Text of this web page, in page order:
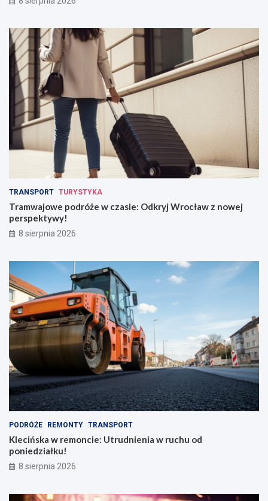
TRANSPORT TURYSTYKA
Tramwajowe podróże w czasie: Odkryj Wrocław z nowej
perspektywy!
8 sierpnia 2026
PODRÓŻE REMONTY TRANSPORT
Klecińska w remoncie: Utrudnienia w ruchu od
poniedziałku!
8 sierpnia 2026